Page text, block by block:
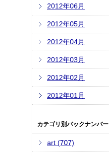
2012年06月
2012年05月
2012年04月
2012年03月
2012年02月
2012年01月
カテゴリ別バックナンバー
art (707)